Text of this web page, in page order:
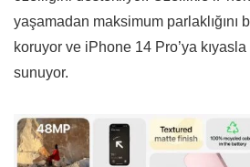
yaşamadan maksimum parlaklığını
koruyor ve iPhone 14 Pro’ya
sunuyor.